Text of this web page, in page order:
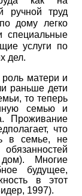
ручной труд
дому легко
специальные
услуги по
дел.
матери и
раньше дети
то теперь
семью и
Проживание
что
в семье, не
Многие
будущее,
в этот
1997).